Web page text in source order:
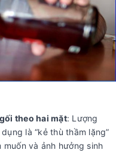
theo hai mặt: Lượng
là “kẻ thù thầm lặng”
và ảnh hưởng sinh